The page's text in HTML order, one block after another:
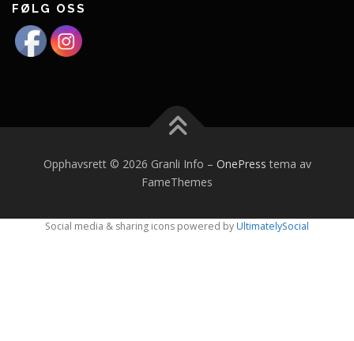
FØLG OSS
Opphavsrett © 2026 Granli Info – OnePress tema av
FameThemes
Social media & sharing icons powered byUltimatelySocial